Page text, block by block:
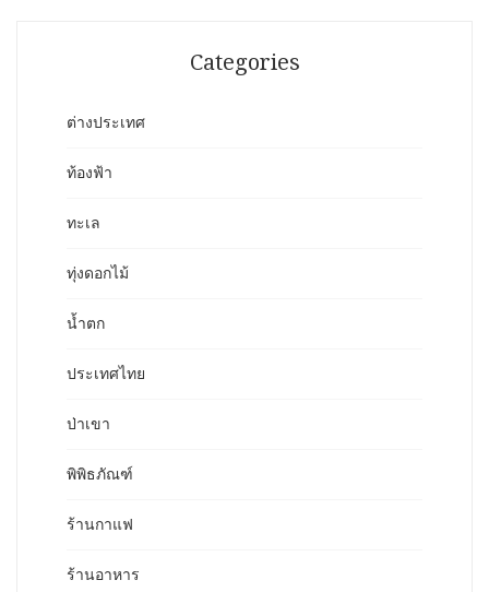
Categories
ต่างประเทศ
ท้องฟ้า
ทะเล
ทุ่งดอกไม้
น้ำตก
ประเทศไทย
ป่าเขา
พิพิธภัณฑ์
ร้านกาแฟ
ร้านอาหาร